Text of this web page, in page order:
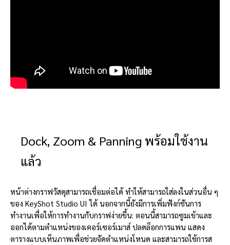
Dock, Zoom & Panning พร้อมใช้งาน
แล้ว
หน้าต่างกราฟวัสดุสามารถเชื่อมต่อได้ ทำให้สามารถใส่ลงในส่วนอื่น ๆ
ของ KeyShot Studio UI ได้ นอกจากนี้ยังมีการเพิ่มฟังก์ชันการ
ทำงานเพื่อให้การทำงานกับกราฟง่ายขึ้น: ตอนนี้สามารถซูมเข้าและ
ออกได้ตามตำแหน่งของเคอร์เซอร์เมาส์ ปลดล็อกการแพน แสดง
ตารางแบบเห็นภาพเพื่อช่วยจัดตำแหน่งโหนด และสามารถใช้การส